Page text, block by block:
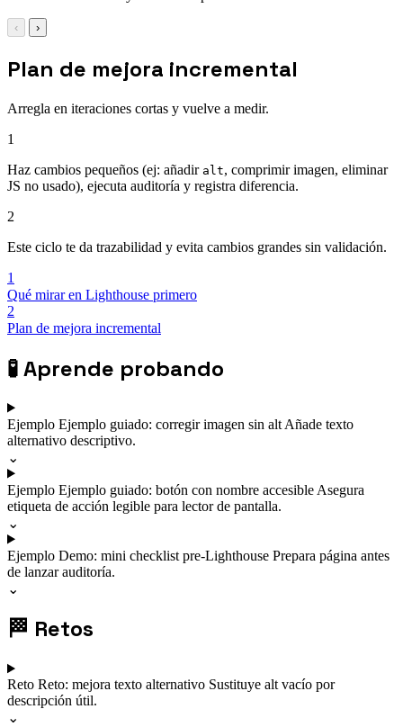
‹ ›
Plan de mejora incremental
Arregla en iteraciones cortas y vuelve a medir.
1
Haz cambios pequeños (ej: añadir alt, comprimir imagen, eliminar
JS no usado), ejecuta auditoría y registra diferencia.
2
Este ciclo te da trazabilidad y evita cambios grandes sin validación.
1
Qué mirar en Lighthouse primero
2
Plan de mejora incremental
🧪Aprende probando
Ejemplo Ejemplo guiado: corregir imagen sin alt Añade texto
alternativo descriptivo.
⌄
Ejemplo Ejemplo guiado: botón con nombre accesible Asegura
etiqueta de acción legible para lector de pantalla.
⌄
Ejemplo Demo: mini checklist pre-Lighthouse Prepara página antes
de lanzar auditoría.
⌄
🏁 Retos
Reto Reto: mejora texto alternativo Sustituye alt vacío por
descripción útil.
⌄